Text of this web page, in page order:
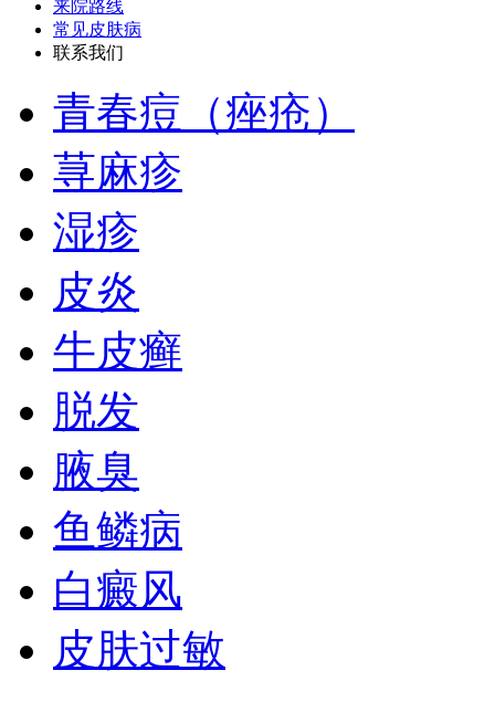
来院路线
常见皮肤病
联系我们
青春痘（痤疮）
荨麻疹
湿疹
皮炎
牛皮癣
脱发
腋臭
鱼鳞病
白癜风
皮肤过敏